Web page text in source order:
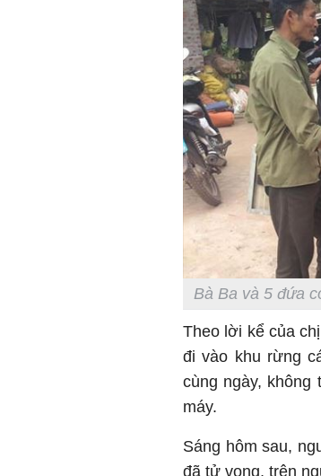
Bà Ba và 5 đứa
Theo lời kể của
đi vào khu rừng
cùng ngày, không
máy.
Sáng hôm sau,
đã tử vong, trên